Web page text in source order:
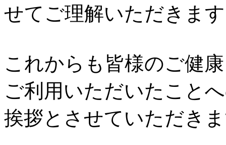
せてご理解いただきま
これからも皆様のご健
ご利用いただいたこと
挨拶とさせていただき